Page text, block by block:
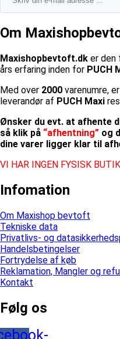
Om
Maxishopbevtoft.dk er den
års erfaring inden for PUCH
Med over 2000 varenumre,
leverandør af PUCH Maxi
Ønsker du evt. at afhente
så klik på “afhentning” og
dine varer ligger klar til
VI HAR INGEN FYSISK BUTIK
Infomation
Om Maxishop bevtoft
Tekniske data
Privatlivs- og
Handelsbetingelser
Fortrydelse af køb
Reklamation, Mangler og
Kontakt
Følg os